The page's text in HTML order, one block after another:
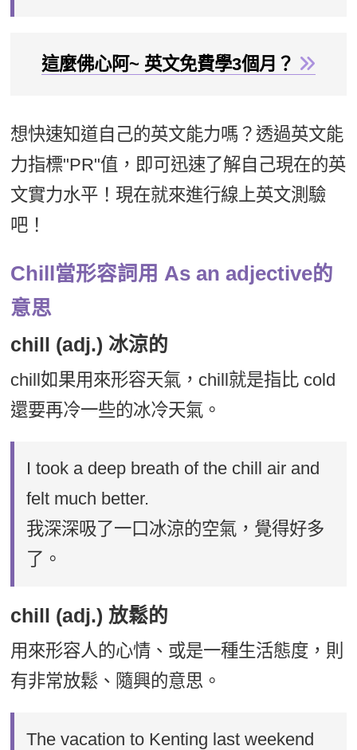
這麼佛心阿~ 英文免費學3個月？
想快速知道自己的英文能力嗎？透過英文能
力指標"PR"值，即可迅速了解自己現在的英
文實力水平！現在就來進行線上英文測驗
吧！
Chill當形容詞用 As an adjective的
意思
chill (adj.) 冰涼的
chill如果用來形容天氣，chill就是指比 cold
還要再冷一些的冰冷天氣。
I took a deep breath of the chill air and
felt much better.
我深深吸了一口冰涼的空氣，覺得好多
了。
chill (adj.) 放鬆的
用來形容人的心情、或是一種生活態度，則
有非常放鬆、隨興的意思。
The vacation to Kenting last weekend